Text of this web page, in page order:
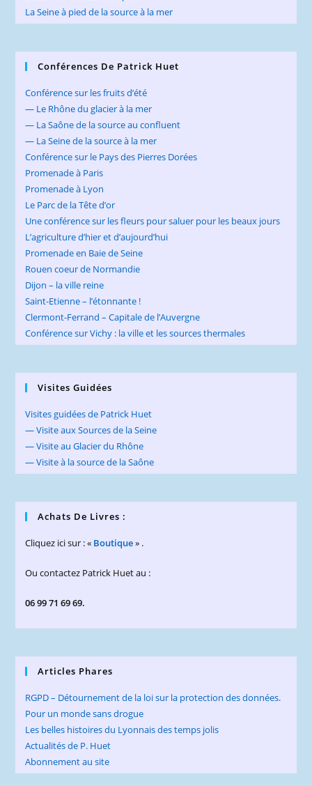
La Seine à pied de la source à la mer
Conférences De Patrick Huet
Conférence sur les fruits d’été
— Le Rhône du glacier à la mer
— La Saône de la source au confluent
— La Seine de la source à la mer
Conférence sur le Pays des Pierres Dorées
Promenade à Paris
Promenade à Lyon
Le Parc de la Tête d’or
Une conférence sur les fleurs pour saluer pour les beaux jours
L’agriculture d’hier et d’aujourd’hui
Promenade en Baie de Seine
Rouen coeur de Normandie
Dijon – la ville reine
Saint-Etienne – l’étonnante !
Clermont-Ferrand – Capitale de l’Auvergne
Conférence sur Vichy : la ville et les sources thermales
Visites Guidées
Visites guidées de Patrick Huet
— Visite aux Sources de la Seine
— Visite au Glacier du Rhône
— Visite à la source de la Saône
Achats De Livres :
Cliquez ici sur : « Boutique» .
Ou contactez Patrick Huet au :
06 99 71 69 69.
Articles Phares
RGPD – Détournement de la loi sur la protection des données.
Pour un monde sans drogue
Les belles histoires du Lyonnais des temps jolis
Actualités de P. Huet
Abonnement au site